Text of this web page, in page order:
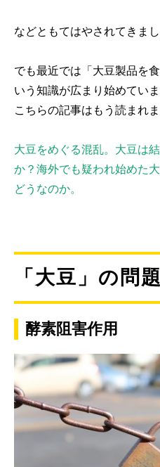
などともてはやされてきまし
でも最近では「大豆製品を
いう知識が広まり始めていま
こちらの記事はもう読まれ
大豆をめぐる混乱。大豆は
か？海外でも疑われ始めた
どうなのか。
「大豆」の問
酵素阻害作用